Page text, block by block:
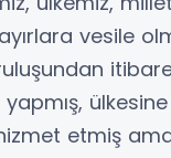
vesile
etmiş